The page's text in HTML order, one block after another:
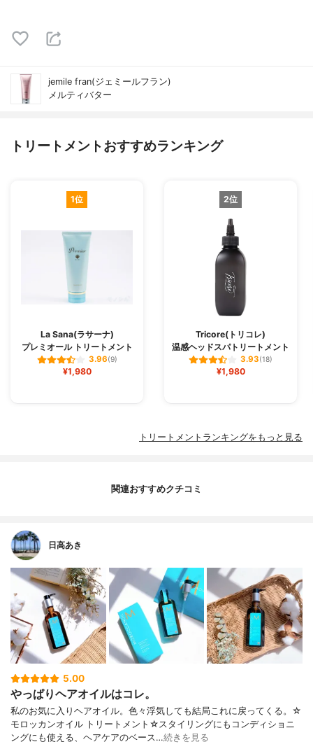
jemile fran(ジェミールフラン)
メルティバター
トリートメントおすすめランキング
1位
La Sana(ラサーナ)
プレミオール トリートメント
3.96(9)
¥1,980
2位
Tricore(トリコレ)
温感ヘッドスパトリートメント
3.93(18)
¥1,980
トリートメントランキングをもっと見る
関連おすすめクチコミ
日高あき
5.00
やっぱりヘアオイルはコレ。
私のお気に入りヘアオイル。色々浮気しても結局これに戻ってくる。☆
モロッカンオイル トリートメント☆スタイリングにもコンディショニ
ングにも使える、ヘアケアのベース…続きを見る